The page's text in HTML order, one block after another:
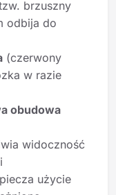
brzuszny
odbija do
(czerwony
w razie
obudowa
widoczność
użycie